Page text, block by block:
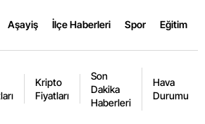
Aşayiş İlçe Haberleri Spor Eğitim
Kripto
Fiyatları
Son
Dakika
Haberleri
Hava
Durumu